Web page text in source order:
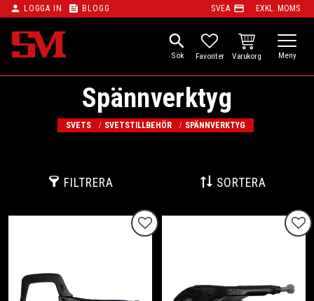
Meny
person LOGGA IN feed BLOGG SVEA payment EXKL. MOMS
search
FAVORITER
KUNDVAGN
Spännverktyg
SVETS SVETSTILLBEHÖR SPÄNNVERKTYG
FILTRERA SORTERA
Lägg till i favoriter